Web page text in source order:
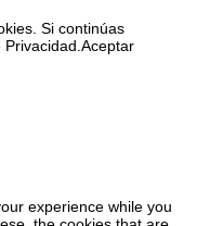
Si continúas
Aceptar
experience while you